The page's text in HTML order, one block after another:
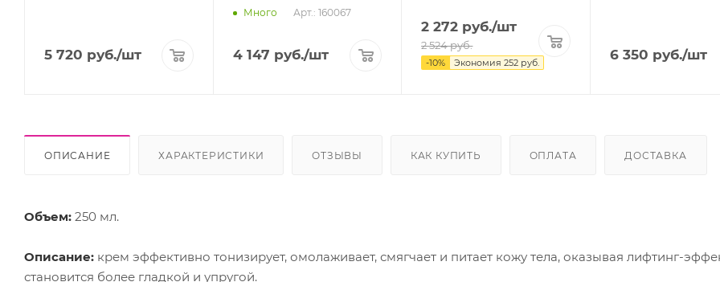
5 720 руб./шт
Много Арт.: 160067
4 147 руб./шт
2 272 руб./шт
2 524руб.
-10% Экономия 252 руб. 6 350 руб./шт
ОПИСАНИЕ ХАРАКТЕРИСТИКИ ОТЗЫВЫ КАК КУПИТЬ ОПЛАТА ДОСТАВКА
Объем: 250 мл.
Описание: крем эффективно тонизирует, омолаживает, смягчает и питает кожу тела, оказывая лифтинг-
становится более гладкой и упругой.